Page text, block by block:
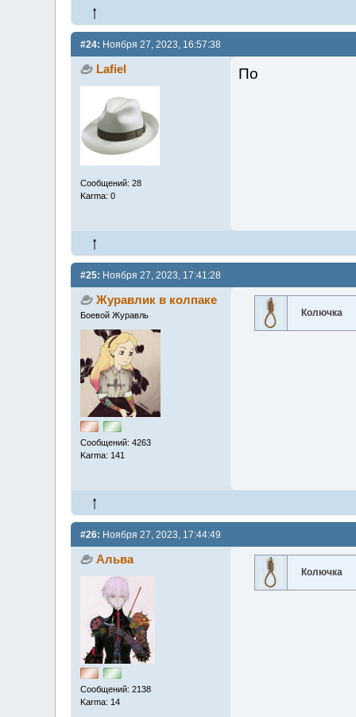
#24: Ноября 27, 2023, 16:57:38
Lafiel
Сообщений: 28
Karma: 0
По
#25: Ноября 27, 2023, 17:41:28
Журавлик в колпаке
Боевой Журавль
Сообщений: 4263
Karma: 141
Колючка
#26: Ноября 27, 2023, 17:44:49
Альва
Сообщений: 2138
Karma: 14
Колючка